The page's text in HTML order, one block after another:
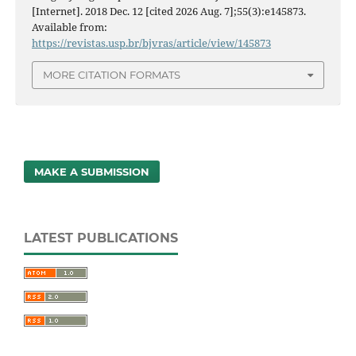
[Internet]. 2018 Dec. 12 [cited 2026 Aug. 7];55(3):e145873.
Available from:
https://revistas.usp.br/bjvras/article/view/145873
MORE CITATION FORMATS
MAKE A SUBMISSION
LATEST PUBLICATIONS